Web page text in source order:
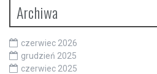
Archiwa
czerwiec 2026
grudzień 2025
czerwiec 2025